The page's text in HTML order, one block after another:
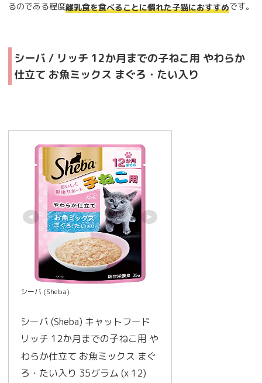
るのである程度離乳食を食べることに慣れた子猫におすすめです。
シーバ / リッチ 12か月までの子ねこ用 やわらか
仕立て お魚ミックス まぐろ・たい入り
シーバ (Sheba)
シーバ (Sheba) キャットフード
リッチ 12か月までの子ねこ用 や
わらか仕立て お魚ミックス まぐ
ろ・たい入り 35グラム (x 12)